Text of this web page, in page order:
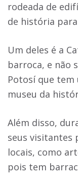
rodeada de
de história
Um deles é a
barroca, e não
Potosí que tem
museu da
Além disso,
seus visitantes
locais, como
pois tem